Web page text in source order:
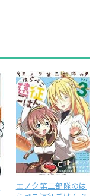
エノク第二部隊のは